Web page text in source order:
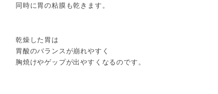
同時に胃の粘膜も乾きます。
乾燥した胃は
胃酸のバランスが崩れやすく
胸焼けやゲップが出やすくなるのです。